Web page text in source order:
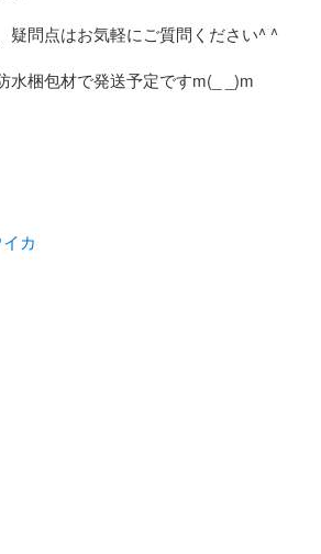
疑問点はお気軽にご質問ください^ ^
水梱包材で発送予定ですm(_ _)m
カ